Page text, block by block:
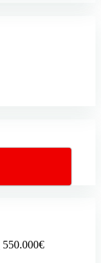
550.000€